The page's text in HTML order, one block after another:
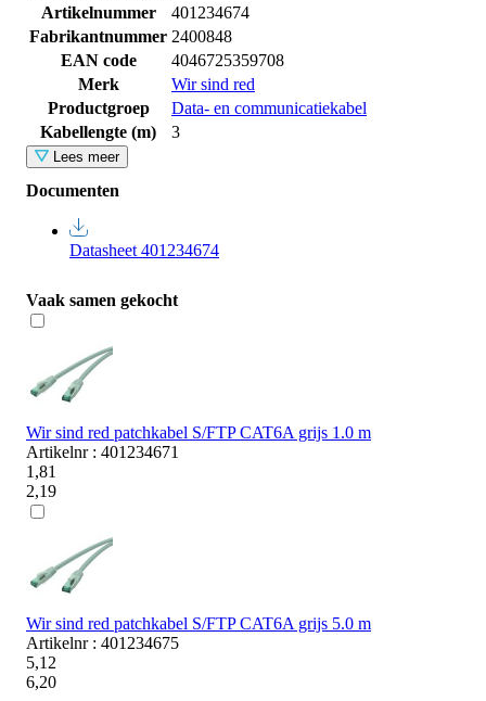
Artikelnummer
401234674
Fabrikantnummer 2400848
EAN code
4046725359708
Merk
Wir sind red
Productgroep
Data- en communicatiekabel
Kabellengte (m)
3
Lees meer
Documenten
Datasheet 401234674
Vaak samen gekocht
Wir sind red patchkabel S/FTP CAT6A grijs 1.0 m
Artikelnr : 401234671
1,81
2,19
Wir sind red patchkabel S/FTP CAT6A grijs 5.0 m
Artikelnr : 401234675
5,12
6,20